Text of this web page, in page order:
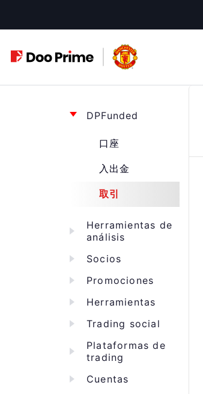
al
DPFunded
口座
入出金
取引
Herramientas de
análisis
Socios
Promociones
Herramientas
Trading social
Plataformas de
trading
Cuentas